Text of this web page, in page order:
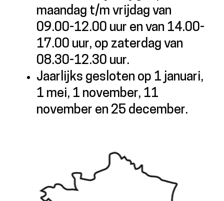
maandag t/m vrijdag van
09.00-12.00 uur en van 14.00-
17.00 uur, op zaterdag van
08.30-12.30 uur.
Jaarlijks gesloten op 1 januari,
1 mei, 1 november, 11
november en 25 december.